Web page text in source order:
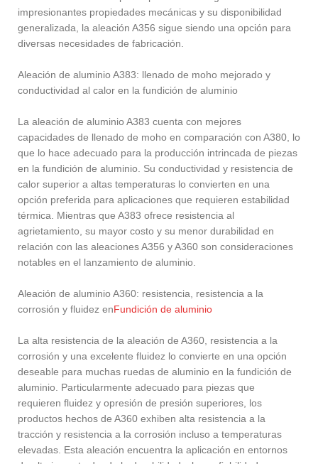
impresionantes propiedades mecánicas y su disponibilidad
generalizada, la aleación A356 sigue siendo una opción para
diversas necesidades de fabricación.
Aleación de aluminio A383: llenado de moho mejorado y
conductividad al calor en la fundición de aluminio
La aleación de aluminio A383 cuenta con mejores
capacidades de llenado de moho en comparación con A380, lo
que lo hace adecuado para la producción intrincada de piezas
en la fundición de aluminio. Su conductividad y resistencia de
calor superior a altas temperaturas lo convierten en una
opción preferida para aplicaciones que requieren estabilidad
térmica. Mientras que A383 ofrece resistencia al
agrietamiento, su mayor costo y su menor durabilidad en
relación con las aleaciones A356 y A360 son consideraciones
notables en el lanzamiento de aluminio.
Aleación de aluminio A360: resistencia, resistencia a la
corrosión y fluidez enFundición de aluminio
La alta resistencia de la aleación de A360, resistencia a la
corrosión y una excelente fluidez lo convierte en una opción
deseable para muchas ruedas de aluminio en la fundición de
aluminio. Particularmente adecuado para piezas que
requieren fluidez y opresión de presión superiores, los
productos hechos de A360 exhiben alta resistencia a la
tracción y resistencia a la corrosión incluso a temperaturas
elevadas. Esta aleación encuentra la aplicación en entornos